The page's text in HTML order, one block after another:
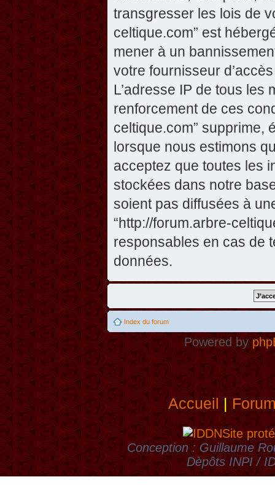
transgresser les lois de
celtique.com” est
mener à un
votre fournisseur
L’adresse IP de tous
renforcement de ces
celtique.com” supprime,
lorsque nous estimons
acceptez que toutes les
stockées dans notre
soient pas diffusées à
“http://forum.arbre-
responsables en cas de
données.
Index du forum
Powered by
Accueil|
Site
Conception : Guillaume
Dèpôts INPI /